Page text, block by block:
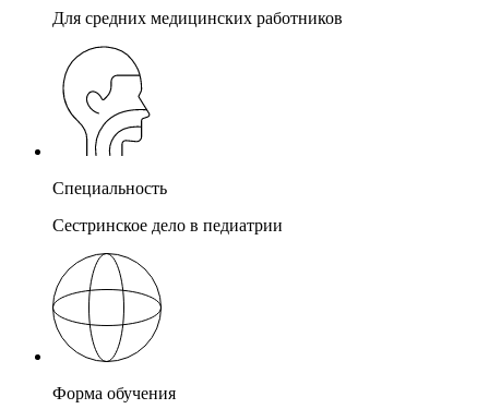
Для средних медицинских работников
Специальность
Сестринское дело в педиатрии
Форма обучения